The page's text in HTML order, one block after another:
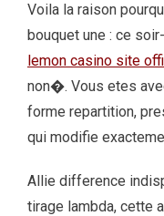
Voila la raison
bouquet une : ce
lemon casino site
non�. Vous etes
forme repartition,
qui modifie
Allie difference
tirage lambda, cette